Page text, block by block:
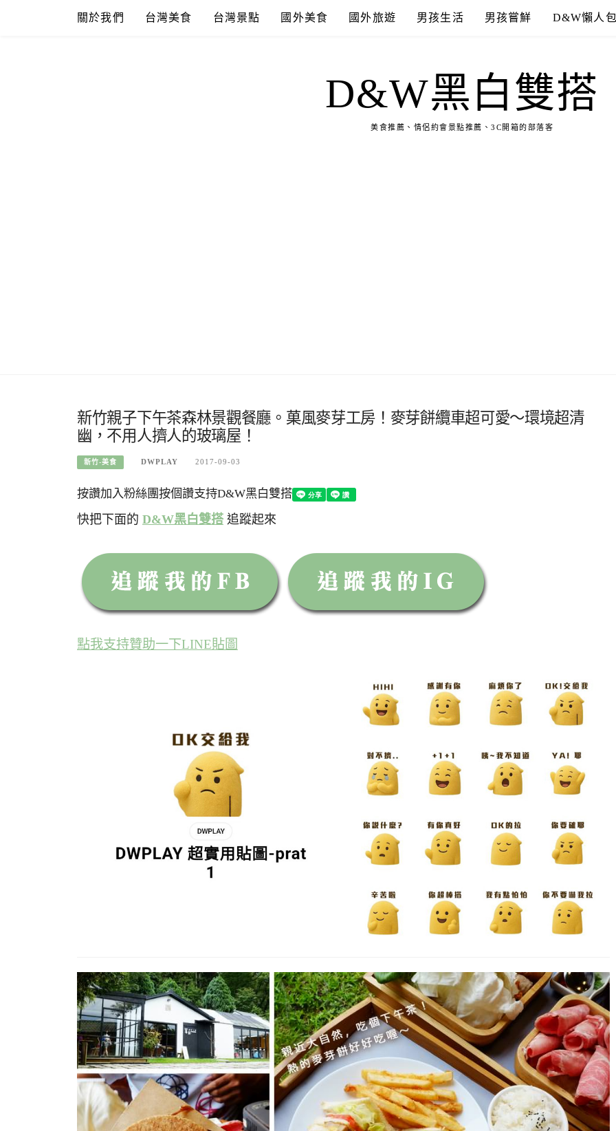
關於我們 台灣美食 台灣景點 國外美食 國外旅遊 男孩生活 男孩嘗鮮 D&W懶人
D&W黑白雙搭
美食推薦、情侶約會景點推薦、3C開箱的部落客
新竹親子下午茶森林景觀餐廳。菓風麥芽工房！麥芽餅纜車超可愛～環境超清
幽，不用人擠人的玻璃屋！
新竹-美食 DWPLAY 2017-09-03
按讚加入粉絲團按個讚支持D&W黑白雙搭
快把下面的 D&W黑白雙搭 追蹤起來
點我支持贊助一下LINE貼圖